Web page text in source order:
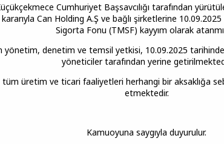
Cumhuriyet Başsavcılığı tarafından
Can Holding A.Ş ve bağlı şirketlerine
Sigorta Fonu (TMSF) kayyım olarak
yönetim, denetim ve temsil yetkisi, 10.09.2025
yöneticiler tarafından yerine
tüm üretim ve ticari faaliyetleri herhangi bir aksaklığa
etmektedir.
Kamuoyuna saygıyla duyurulur.